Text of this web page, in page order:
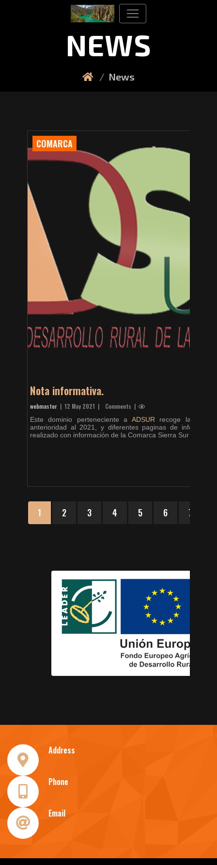
NEWS
News
COMARCA
Nota informativa.
webmaster | 12 May 2021 | Comments |
Este dominio perteneciente a ADSUR recoge las
anterioridad al 2021, y diferentes paginas de
realizado con información de la Comarca Sierra Sur de
1 2 3 4 5 6 7
Address
Phone
Email